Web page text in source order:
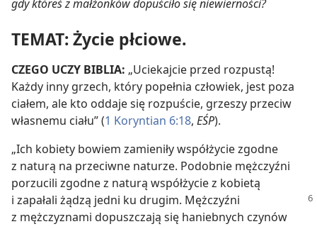
gdy któreś z małżonków dopuściło się niewierności?
TEMAT: Życie płciowe.
CZEGO UCZY BIBLIA: „Uciekajcie przed rozpustą!
Każdy inny grzech, który popełnia człowiek, jest poza
ciałem, ale kto oddaje się rozpuście, grzeszy przeciw
własnemu ciału” (1 Koryntian 6:18, EŚP).
„Ich kobiety bowiem zamieniły współżycie zgodne
z naturą na przeciwne naturze. Podobnie mężczyźni
porzucili zgodne z naturą współżycie z kobietą
i zapałali żądzą jedni ku drugim. Mężczyźni
z mężczyznami dopuszczają się haniebnych czynów